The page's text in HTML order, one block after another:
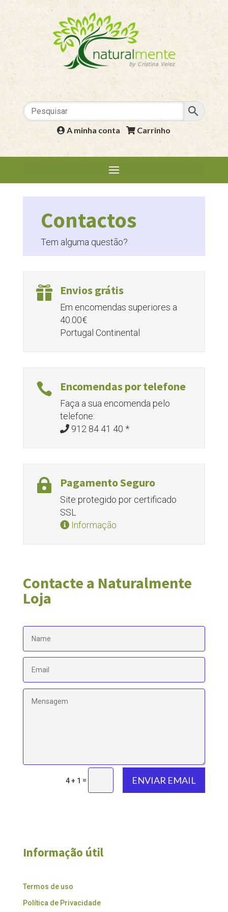
A minha conta | Carrinho
Contactos
Tem alguma questão?
 Envios grátis
Em encomendas superiores a
40.00€
Portugal Continental
 Encomendas por telefone
Faça a sua encomenda pelo
telefone:
912 84 41 40 *
 Pagamento Seguro
Site protegido por certificado
SSL
Informação
Contacte a Naturalmente
Loja
4 + 1 = ENVIAR EMAIL
Informação útil
Termos de uso
Política de Privacidade